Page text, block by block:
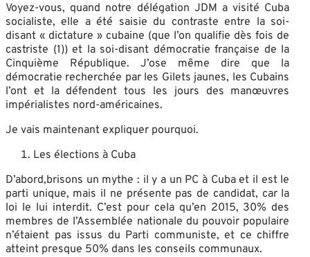
Voyez-vous, quand notre délégation JDM a visité Cuba
socialiste, elle a été saisie du contraste entre la soi-
disant « dictature » cubaine (que l’on qualifie dès fois de
castriste (1)) et la soi-disant démocratie française de la
Cinquième République. J’ose même dire que la
démocratie recherchée par les Gilets jaunes, les Cubains
l’ont et la défendent tous les jours des manœuvres
impérialistes nord-américaines.
Je vais maintenant expliquer pourquoi.
Les élections à Cuba
D’abord,brisons un mythe : il y a un PC à Cuba et il est le
parti unique, mais il ne présente pas de candidat, car la
loi le lui interdit. C’est pour cela qu’en 2015, 30% des
membres de l’Assemblée nationale du pouvoir populaire
n’étaient pas issus du Parti communiste, et ce chiffre
atteint presque 50% dans les conseils communaux.